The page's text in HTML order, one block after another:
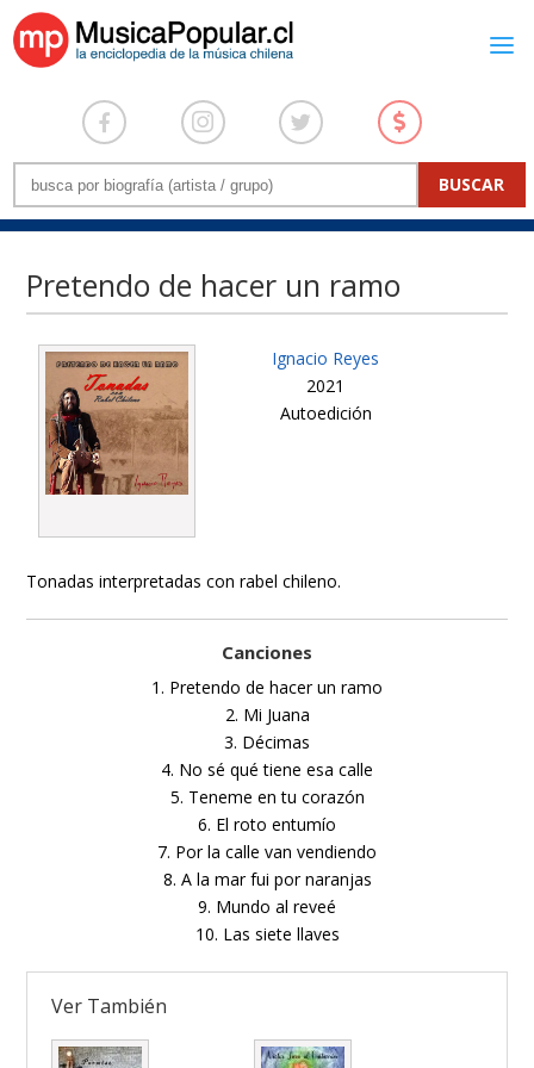
Pretendo de hacer un ramo
Ignacio Reyes
2021
Autoedición
Tonadas interpretadas con rabel chileno.
Canciones
1. Pretendo de hacer un ramo
2. Mi Juana
3. Décimas
4. No sé qué tiene esa calle
5. Teneme en tu corazón
6. El roto entumío
7. Por la calle van vendiendo
8. A la mar fui por naranjas
9. Mundo al reveé
10. Las siete llaves
Ver También